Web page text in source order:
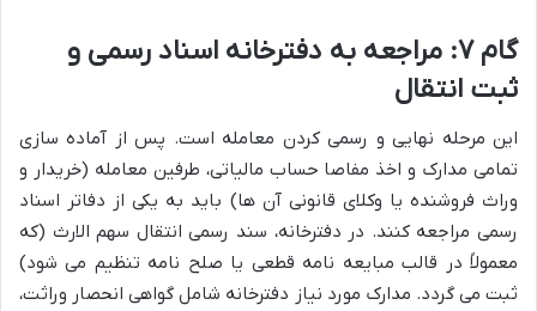
گام ۷: مراجعه به دفترخانه اسناد رسمی و
ثبت انتقال
این مرحله نهایی و رسمی کردن معامله است. پس از آماده سازی
تمامی مدارک و اخذ مفاصا حساب مالیاتی، طرفین معامله (خریدار و
وراث فروشنده یا وکلای قانونی آن ها) باید به یکی از دفاتر اسناد
رسمی مراجعه کنند. در دفترخانه، سند رسمی انتقال سهم الارث (که
معمولاً در قالب مبایعه نامه قطعی یا صلح نامه تنظیم می شود)
ثبت می گردد. مدارک مورد نیاز دفترخانه شامل گواهی انحصار وراثت،